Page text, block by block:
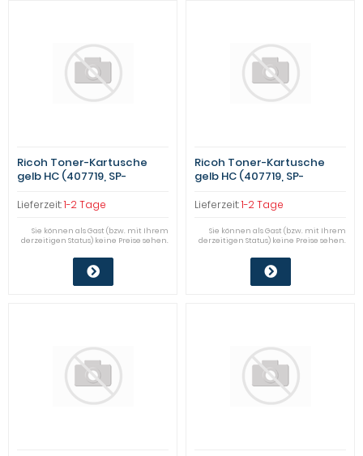
Ricoh Toner-Kartusche
gelb HC (407719, SP-
Lieferzeit:1-2 Tage
Sie können als Gast (bzw. mit Ihrem
derzeitigen Status) keine Preise sehen.
Ricoh Toner-Kartusche
gelb HC (407719, SP-
Lieferzeit:1-2 Tage
Sie können als Gast (bzw. mit Ihrem
derzeitigen Status) keine Preise sehen.